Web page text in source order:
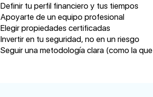
Definir tu perfil financiero y tus tiempos
Apoyarte de un equipo profesional
Elegir propiedades certificadas
Invertir en tu seguridad, no en un riesgo
Seguir una metodología clara (como la